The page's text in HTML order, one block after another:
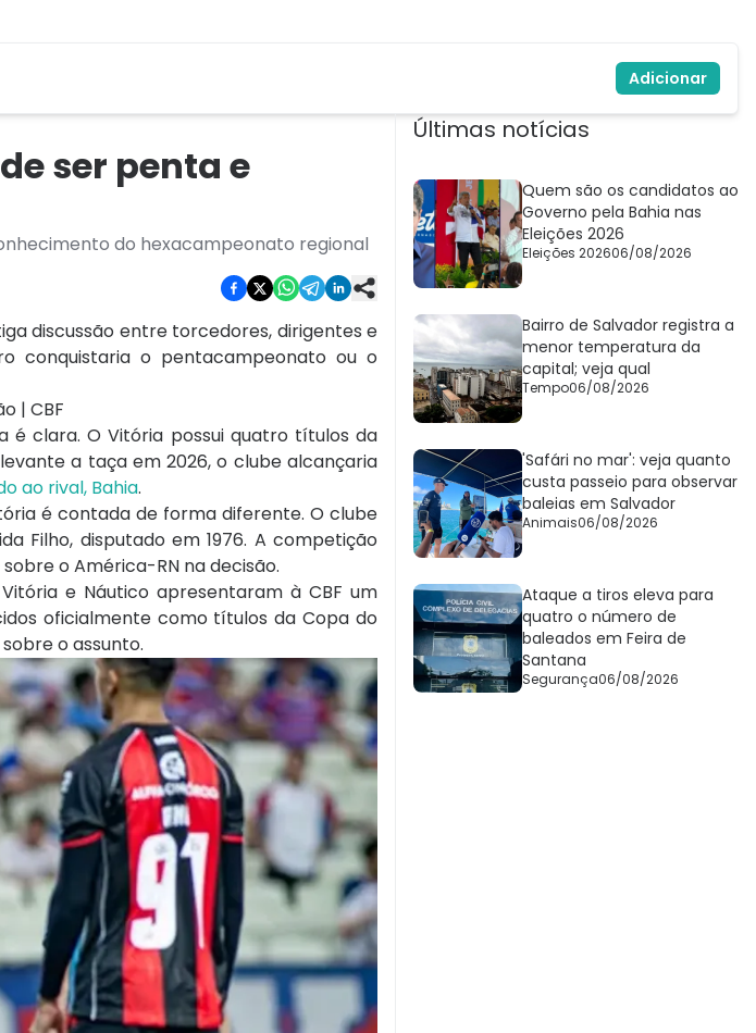
Adicionar
ser penta e
do hexacampeonato regional
discussão entre torcedores, dirigentes e
conquistaria o pentacampeonato ou o
é clara. O Vitória possui quatro títulos da
a taça em 2026, o clube alcançaria
ao rival, Bahia.
é contada de forma diferente. O clube
Filho, disputado em 1976. A competição
o América-RN na decisão.
e Náutico apresentaram à CBF um
oficialmente como títulos da Copa do
o assunto.
Últimas notícias
Quem são os candidatos ao
Governo pela Bahia nas
Eleições 2026
Eleições 202606/08/2026
Bairro de Salvador registra a
menor temperatura da
capital; veja qual
Tempo06/08/2026
'Safári no mar': veja quanto
custa passeio para observar
baleias em Salvador
Animais06/08/2026
Ataque a tiros eleva para
quatro o número de
baleados em Feira de
Santana
Segurança06/08/2026